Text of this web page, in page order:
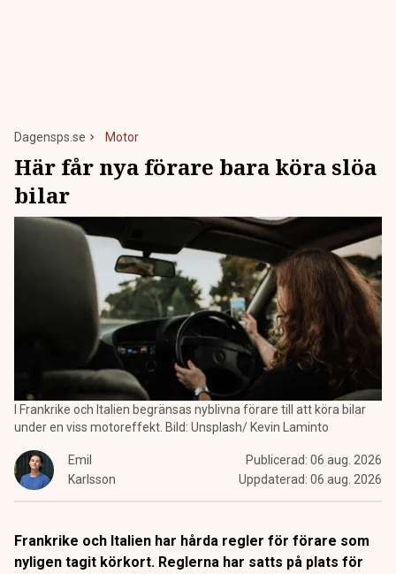
Dagensps.se Motor
Här får nya förare bara köra slöa
bilar
I Frankrike och Italien begränsas nyblivna förare till att köra bilar
under en viss motoreffekt. Bild: Unsplash/ Kevin Laminto
Emil
Karlsson
Publicerad: 06 aug. 2026
Uppdaterad: 06 aug. 2026
Frankrike och Italien har hårda regler för förare som
nyligen tagit körkort. Reglerna har satts på plats för